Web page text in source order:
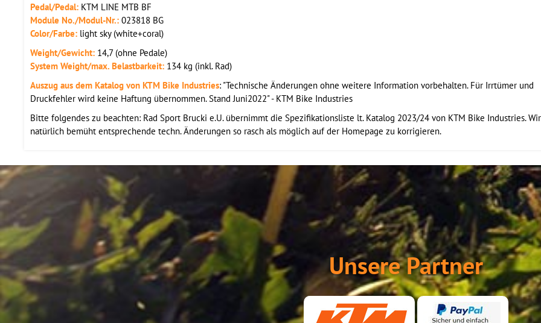
Pedal/Pedal: KTM LINE MTB BF
Module No./Modul-Nr.: 023818 BG
Color/Farbe: light sky (white+coral)
Weight/Gewicht: 14,7 (ohne Pedale)
System Weight/max. Belastbarkeit: 134 kg (inkl. Rad)
Auszug aus dem Katalog von KTM Bike Industries: "Technische Änderungen ohne weitere Information vorbehalten. Für Irrtümer und
Druckfehler wird keine Haftung übernommen. Stand Juni2022" - KTM Bike Industries
Bitte folgendes zu beachten: Rad Sport Brucki e.U. übernimmt die Spezifikationsliste lt. Katalog 2023/24 von KTM Bike Industries.
natürlich bemüht entsprechende techn. Änderungen so rasch als möglich auf der Homepage zu korrigieren.
Unsere Partner